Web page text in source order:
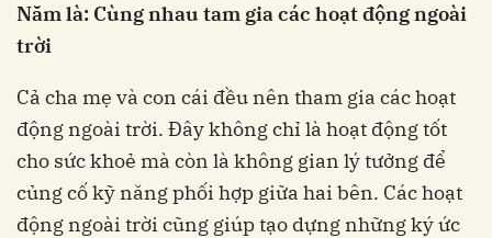
Năm là: Cùng nhau tam gia các hoạt động ngoài
trời
Cả cha mẹ và con cái đều nên tham gia các hoạt
động ngoài trời. Đây không chỉ là hoạt động tốt
cho sức khoẻ mà còn là không gian lý tưởng để
củng cố kỹ năng phối hợp giữa hai bên. Các hoạt
động ngoài trời cũng giúp tạo dựng những ký ức